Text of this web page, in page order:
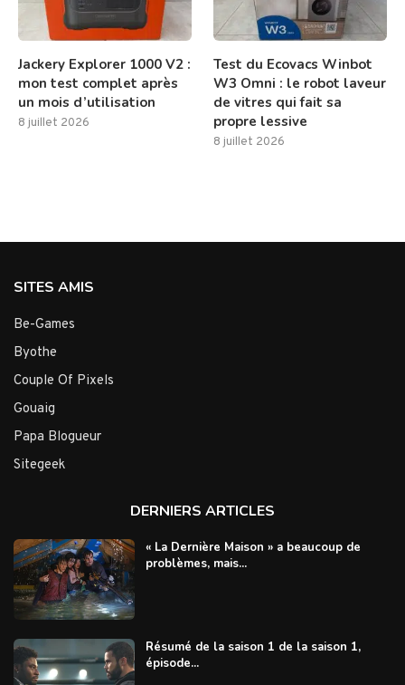
Jackery Explorer 1000 V2 :
mon test complet après
un mois d’utilisation
8 juillet 2026
Test du Ecovacs Winbot
W3 Omni : le robot laveur
de vitres qui fait sa
propre lessive
8 juillet 2026
SITES AMIS
Be-Games
Byothe
Couple Of Pixels
Gouaig
Papa Blogueur
Sitegeek
DERNIERS ARTICLES
« La Dernière Maison » a beaucoup de
problèmes, mais...
Résumé de la saison 1 de la saison 1,
épisode...